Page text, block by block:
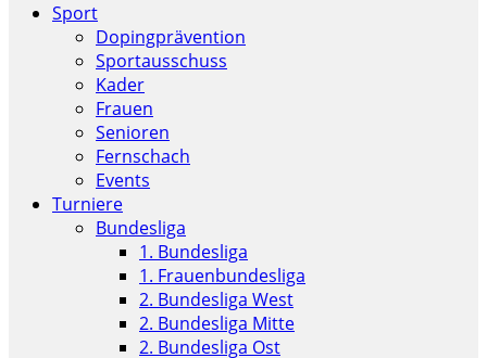
Sport
Dopingprävention
Sportausschuss
Kader
Frauen
Senioren
Fernschach
Events
Turniere
Bundesliga
1. Bundesliga
1. Frauenbundesliga
2. Bundesliga West
2. Bundesliga Mitte
2. Bundesliga Ost